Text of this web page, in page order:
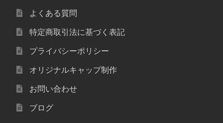
よくある質問
特定商取引法に基づく表記
プライバシーポリシー
オリジナルキャップ制作
お問い合わせ
ブログ